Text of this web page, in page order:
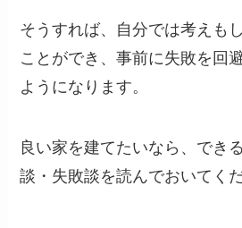
そうすれば、自分では考えも
ことができ、事前に失敗を回
ようになります。
良い家を建てたいなら、でき
談・失敗談を読んでおいてくだ